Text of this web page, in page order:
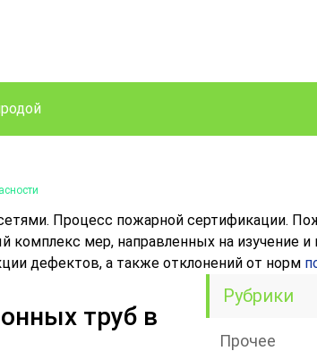
Процесс пожарной сертификации.
комплекс мер, направленных на изучение и
дефектов, а также отклонений от норм
труб в
Рубрики
Прочее